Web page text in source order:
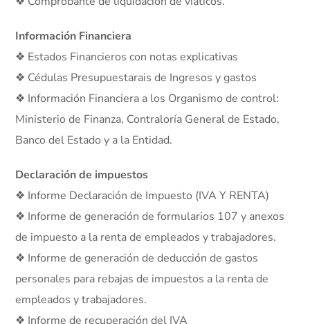
Información Financiera
❖ Estados Financieros con notas explicativas
❖ Cédulas Presupuestarais de Ingresos y gastos
❖ Información Financiera a los Organismo de control:
Ministerio de Finanza, Contraloría General de Estado,
Banco del Estado y a la Entidad.
Declaración de impuestos
❖ Informe Declaración de Impuesto (IVA Y RENTA)
❖ Informe de generación de formularios 107 y anexos
de impuesto a la renta de empleados y trabajadores.
❖ Informe de generación de deducción de gastos
personales para rebajas de impuestos a la renta de
empleados y trabajadores.
❖ Informe de recuperación del IVA